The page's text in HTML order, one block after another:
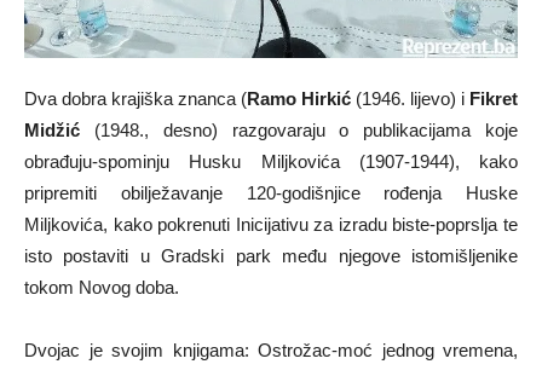
Dva dobra krajiška znanca (Ramo Hirkić (1946. lijevo) i Fikret
Midžić (1948., desno) razgovaraju o publikacijama koje
obrađuju-spominju Husku Miljkovića (1907-1944), kako
pripremiti obilježavanje 120-godišnjice rođenja Huske
Miljkovića, kako pokrenuti Inicijativu za izradu biste-poprslja te
isto postaviti u Gradski park među njegove istomišljenike
tokom Novog doba.
Dvojac je svojim knjigama: Ostrožac-moć jednog vremena,